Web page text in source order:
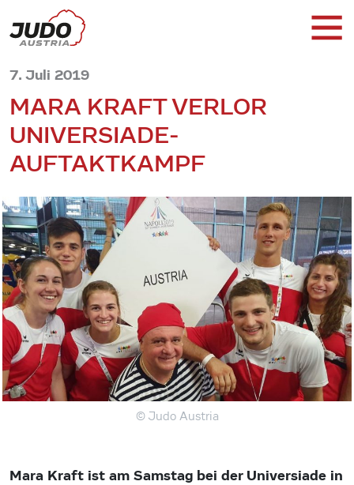
7. Juli 2019
MARA KRAFT VERLOR
UNIVERSIADE-
AUFTAKTKAMPF
© Judo Austria
Mara Kraft ist am Samstag bei der Universiade in